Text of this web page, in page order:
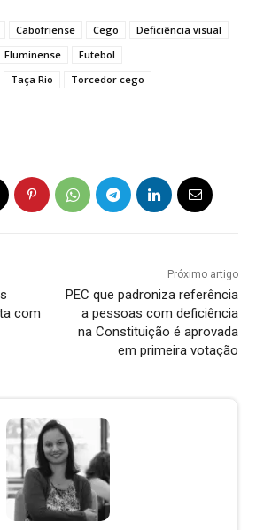
Cabofriense Cego
Deficiência visual
Fluminense
Futebol
Taça Rio Torcedor cego
com
Próximo artigo
PEC que padroniza referência
a pessoas com deficiência
na Constituição é aprovada
em primeira votação